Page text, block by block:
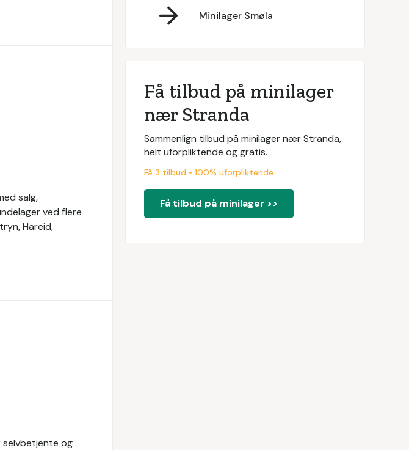
salg,
ved flere
Hareid,
selvbetjente og
Minilager Smøla
Få tilbud på minilager
nær Stranda
Sammenlign tilbud på minilager nær Stranda,
helt uforpliktende og gratis.
Få 3 tilbud • 100% uforpliktende
Få tilbud på minilager >>